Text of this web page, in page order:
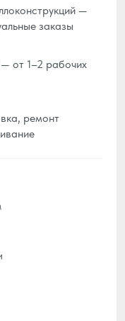
—
заказы
от 1–2 рабочих
ремонт